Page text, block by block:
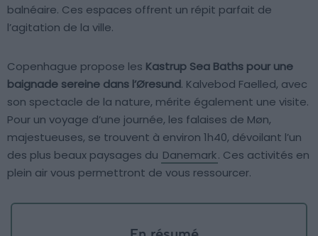
balnéaire. Ces espaces offrent un répit parfait de
l’agitation de la ville.
Copenhague propose les Kastrup Sea Baths pour une
baignade sereine dans l’Øresund. Kalvebod Faelled, avec
son spectacle de la nature, mérite également une visite.
Pour un voyage d’une journée, les falaises de Møn,
majestueuses, se trouvent à environ 1h40, dévoilant l’un
des plus beaux paysages du Danemark. Ces activités en
plein air vous permettront de vous ressourcer.